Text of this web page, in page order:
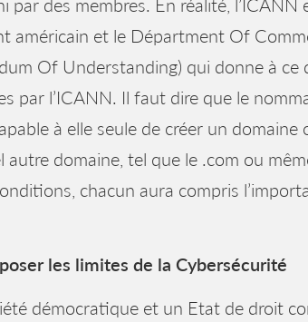
par des membres. En réalité,
américain et le Départment Of
Of Understanding) qui donne à
par l’ICANN. Il faut dire que le
à elle seule de créer un
autre domaine, tel que le .com ou
chacun aura compris
les limites de la Cybersécurité
démocratique et un Etat de droit